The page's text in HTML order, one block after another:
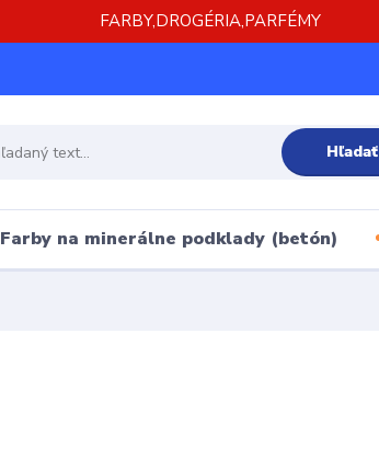
FARBY,DROGÉRIA,PARFÉMY
Hľadať
Farby na minerálne podklady (betón)